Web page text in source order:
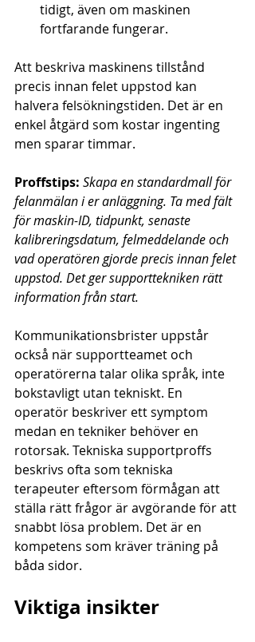
tidigt, även om maskinen
fortfarande fungerar.
Att beskriva maskinens tillstånd
precis innan felet uppstod kan
halvera felsökningstiden. Det är en
enkel åtgärd som kostar ingenting
men sparar timmar.
Proffstips: Skapa en standardmall för
felanmälan i er anläggning. Ta med fält
för maskin-ID, tidpunkt, senaste
kalibreringsdatum, felmeddelande och
vad operatören gjorde precis innan felet
uppstod. Det ger supporttekniken rätt
information från start.
Kommunikationsbrister uppstår
också när supportteamet och
operatörerna talar olika språk, inte
bokstavligt utan tekniskt. En
operatör beskriver ett symptom
medan en tekniker behöver en
rotorsak. Tekniska supportproffs
beskrivs ofta som tekniska
terapeuter eftersom förmågan att
ställa rätt frågor är avgörande för att
snabbt lösa problem. Det är en
kompetens som kräver träning på
båda sidor.
Viktiga insikter